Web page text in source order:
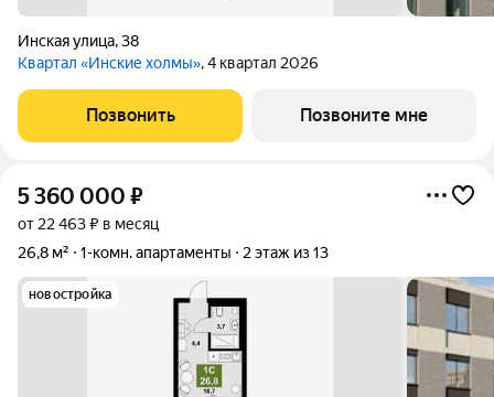
Инская улица,38
Квартал «Инские холмы», 4 квартал 2026
Позвонить Позвоните мне
5 360 000 ₽
от 22 463 ₽ в месяц
26,8 м²
1-комн. апартаменты 2 этаж из 13
новостройка